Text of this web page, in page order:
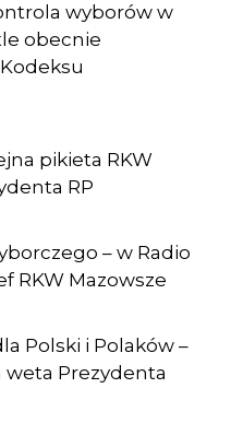
wyborów w
obecnie
pikieta RKW
RP
– w Radio
RKW Mazowsze
Polski i Polaków –
weta Prezydenta